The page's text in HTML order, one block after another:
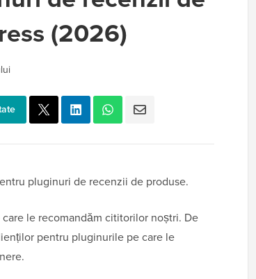
(2026)
pluginuri de recenzii de produse.
le recomandăm cititorilor noștri. De
pentru pluginurile pe care le